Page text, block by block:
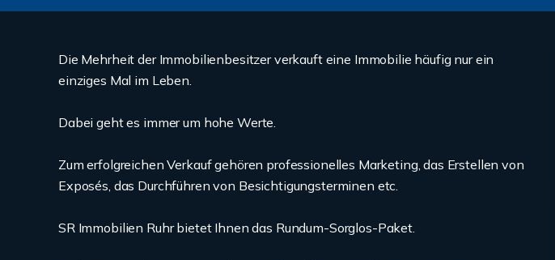
Die Mehrheit der Immobilienbesitzer verkauft eine Immobilie häufig nur ein
einziges Mal im Leben.
Dabei geht es immer um hohe Werte.
Zum erfolgreichen Verkauf gehören professionelles Marketing, das Erstellen von
Exposés, das Durchführen von Besichtigungsterminen etc.
SR Immobilien Ruhr bietet Ihnen das Rundum-Sorglos-Paket.